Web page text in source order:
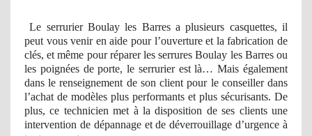
Le serrurier Boulay les Barres a plusieurs casquettes, il
peut vous venir en aide pour l’ouverture et la fabrication de
clés, et même pour réparer les serrures Boulay les Barres ou
les poignées de porte, le serrurier est là… Mais également
dans le renseignement de son client pour le conseiller dans
l’achat de modèles plus performants et plus sécurisants. De
plus, ce technicien met à la disposition de ses clients une
intervention de dépannage et de déverrouillage d’urgence à